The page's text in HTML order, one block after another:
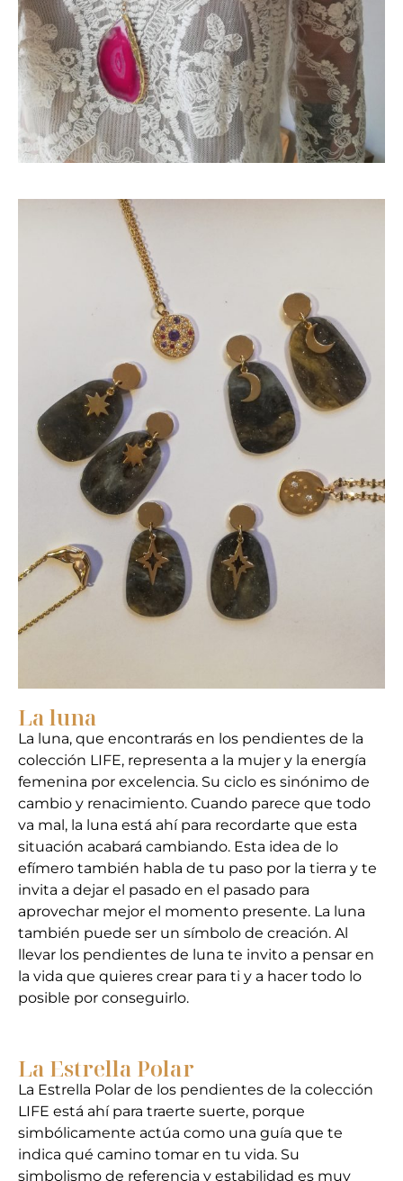
La luna
La luna, que encontrarás en los pendientes de la
colección LIFE, representa a la mujer y la energía
femenina por excelencia. Su ciclo es sinónimo de
cambio y renacimiento. Cuando parece que todo
va mal, la luna está ahí para recordarte que esta
situación acabará cambiando. Esta idea de lo
efímero también habla de tu paso por la tierra y te
invita a dejar el pasado en el pasado para
aprovechar mejor el momento presente. La luna
también puede ser un símbolo de creación. Al
llevar los pendientes de luna te invito a pensar en
la vida que quieres crear para ti y a hacer todo lo
posible por conseguirlo.
La Estrella Polar
La Estrella Polar de los pendientes de la colección
LIFE está ahí para traerte suerte, porque
simbólicamente actúa como una guía que te
indica qué camino tomar en tu vida. Su
simbolismo de referencia y estabilidad es muy